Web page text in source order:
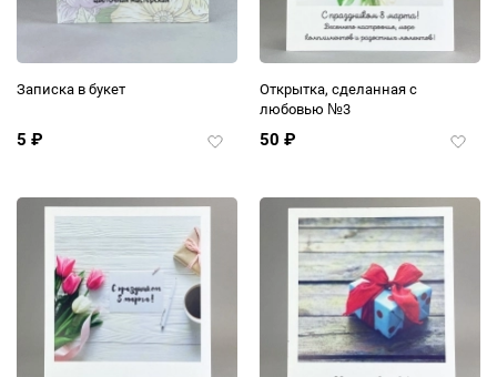
Записка в букет
5 ₽
Добавить
Открытка, сделанная с
любовью №3
50 ₽